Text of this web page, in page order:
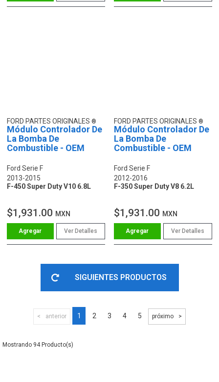
FORD PARTES ORIGINALES
Módulo Controlador De
La Bomba De
Combustible - OEM
Ford Serie F
2013-2015
F-450 Super Duty V10 6.8L
$1,931.00 MXN
Ver Detalles
FORD PARTES ORIGINALES
Módulo Controlador De
La Bomba De
Combustible - OEM
Ford Serie F
2012-2016
F-350 Super Duty V8 6.2L
$1,931.00 MXN
Ver Detalles
SIGUIENTES PRODUCTOS
anterior 1 2 3 4 5 próximo
94